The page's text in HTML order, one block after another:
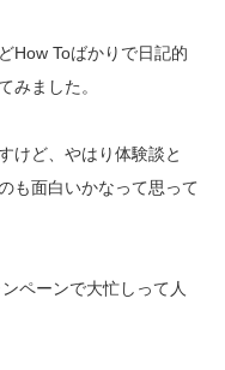
How Toばかりで日記的
みました。
けど、やはり体験談と
も面白いかなって思って
ペーンで大忙しって人